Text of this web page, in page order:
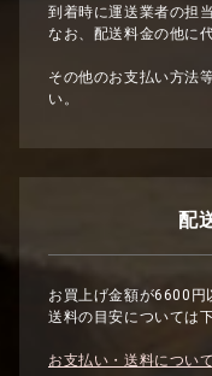
到着時に運送業者の担
なお、配送料金の他に
その他のお支払い方法
い。
配
お買上げ金額が6600円
送料の目安については
お支払い・送料について